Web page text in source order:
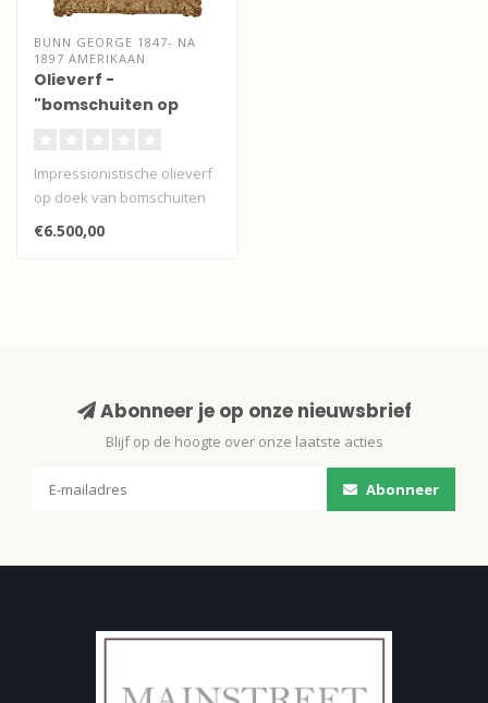
BUNN GEORGE 1847- NA
1897 AMERIKAAN
Olieverf -
"bomschuiten op
Impressionistische olieverf
op doek van bomschuiten
op volle zee richting de vis..
€6.500,00
Abonneer je op onze nieuwsbrief
Blijf op de hoogte over onze laatste acties
Abonneer